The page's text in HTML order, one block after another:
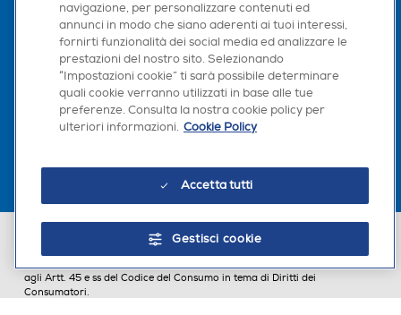
Seguici sui social
Scarica la nostra app
Euronics Italia SpA. Sede legale Via Montefeltro, 6/a 20156 Milano
Partita Iva, Codice Fiscale e iscrizione CCIAA Milano Monza Brianza Lodi
agli Artt. 45 e ss del Codice del Consumo in tema di Diritti dei
Consumatori.
navigazione, per personalizzare contenuti ed
annunci in modo che siano aderenti ai tuoi interessi,
fornirti funzionalità dei social media ed analizzare le
prestazioni del nostro sito. Selezionando
“Impostazioni cookie” ti sarà possibile determinare
quali cookie verranno utilizzati in base alle tue
preferenze. Consulta la nostra cookie policy per
ulteriori informazioni. Cookie Policy
Accetta tutti
Gestisci cookie